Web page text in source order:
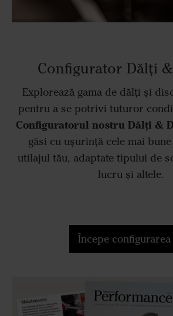
Configurator Dălți
Explorează gama de dălți și
pentru a se potrivi tuturor
Configuratorul nostru Dălți &
găsi cu ușurință cele mai
utilajul tău, adaptate tipului de
lucru și altele.
Începe configurarea